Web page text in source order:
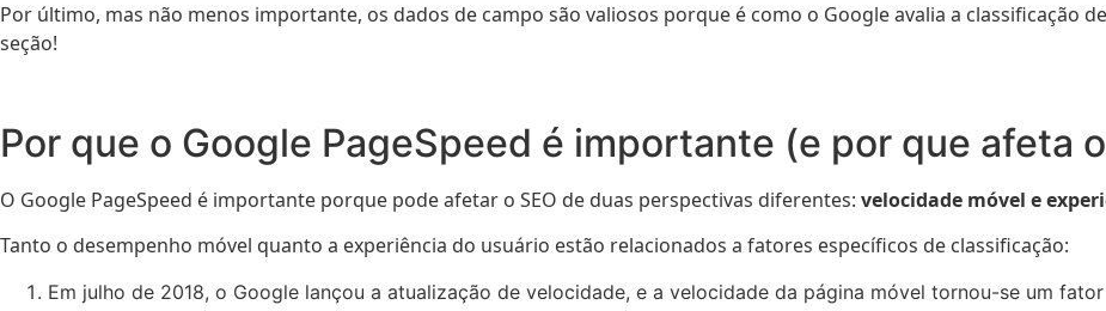
Por último, mas não menos importante, os dados de campo são valiosos porque é como o Google avalia a classificação
seção!
Por que o Google PageSpeed é importante (e por que afeta
O Google PageSpeed é importante porque pode afetar o SEO de duas perspectivas diferentes: velocidade móvel e
Tanto o desempenho móvel quanto a experiência do usuário estão relacionados a fatores específicos de classificação:
Em julho de 2018, o Google lançou a atualização de velocidade, e a velocidade da página móvel tornou-se um